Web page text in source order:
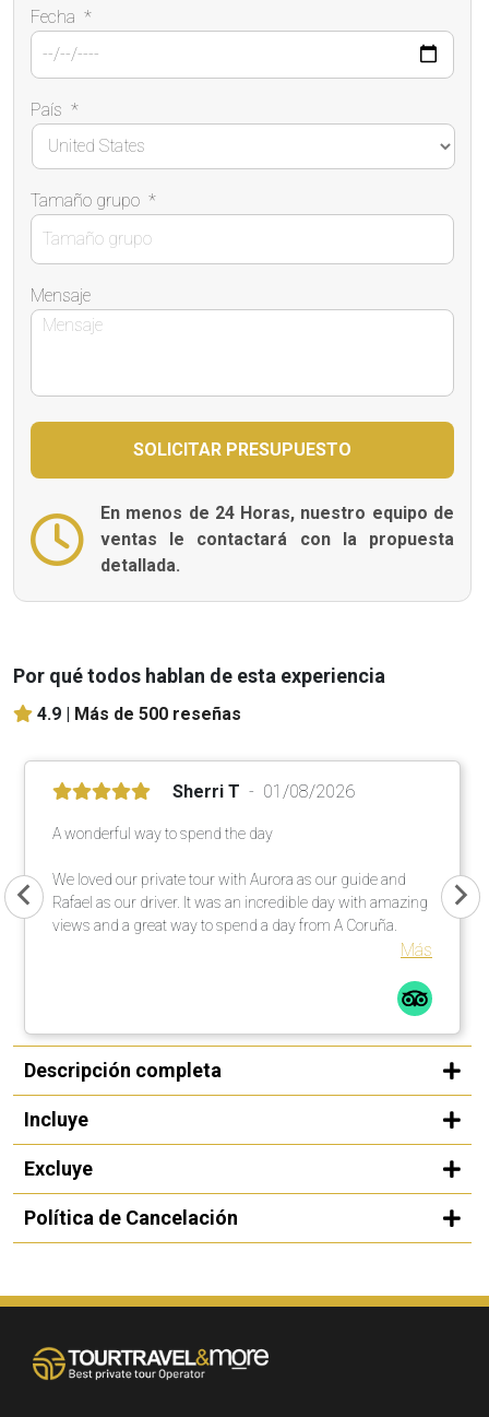
Fecha *
País *
Tamaño grupo *
Mensaje
En menos de 24 Horas, nuestro equipo de
ventas le contactará con la propuesta
detallada.
Por qué todos hablan de esta experiencia
4.9 | Más de 500 reseñas
Sherri T 01/08/2026
A wonderful way to spend the day
We loved our private tour with Aurora as our guide and
Rafael as our driver. It was an incredible day with amazing
views and a great way to spend a day from A Coruña.
Más
Descripción completa
Incluye
Excluye
Política de Cancelación